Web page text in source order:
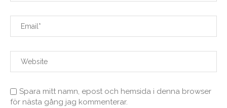
Spara mitt namn, epost och hemsida i denna browser
för nästa gång jag kommenterar.